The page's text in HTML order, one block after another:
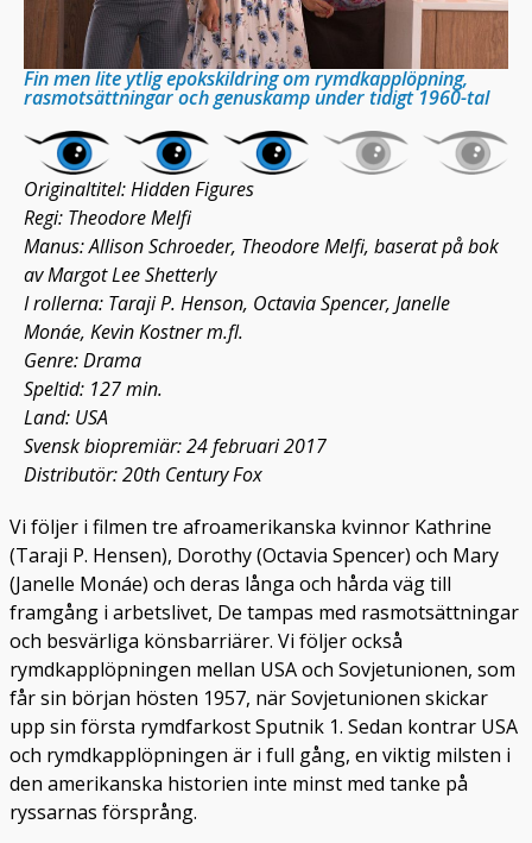
Fin men lite ytlig epokskildring om rymdkapplöpning,
rasmotsättningar och genuskamp under tidigt 1960-tal
Originaltitel: Hidden Figures
Regi: Theodore Melfi
Manus: Allison Schroeder, Theodore Melfi, baserat på bok
av Margot Lee Shetterly
I rollerna: Taraji P. Henson, Octavia Spencer, Janelle
Monáe, Kevin Kostner m.fl.
Genre: Drama
Speltid: 127 min.
Land: USA
Svensk biopremiär: 24 februari 2017
Distributör: 20th Century Fox
Vi följer i filmen tre afroamerikanska kvinnor Kathrine
(Taraji P. Hensen), Dorothy (Octavia Spencer) och Mary
(Janelle Monáe) och deras långa och hårda väg till
framgång i arbetslivet, De tampas med rasmotsättningar
och besvärliga könsbarriärer. Vi följer också
rymdkapplöpningen mellan USA och Sovjetunionen, som
får sin början hösten 1957, när Sovjetunionen skickar
upp sin första rymdfarkost Sputnik 1. Sedan kontrar USA
och rymdkapplöpningen är i full gång, en viktig milsten i
den amerikanska historien inte minst med tanke på
ryssarnas försprång.